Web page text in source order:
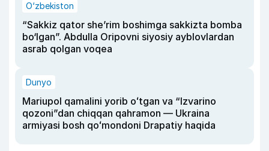
O‘zbekiston
“Sakkiz qator she’rim boshimga sakkizta bomba
bo‘lgan”. Abdulla Oripovni siyosiy ayblovlardan
asrab qolgan voqea
Dunyo
Mariupol qamalini yorib oʻtgan va “Izvarino
qozoni”dan chiqqan qahramon — Ukraina
armiyasi bosh qoʻmondoni Drapatiy haqida